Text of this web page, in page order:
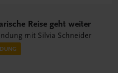
Reise geht weiter
mit Silvia Schneider